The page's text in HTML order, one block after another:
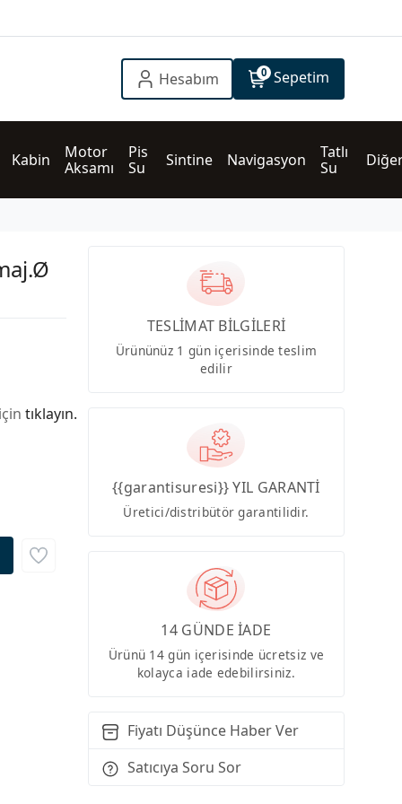
Hesabım 0 Sepetim
Kabin
Motor
Aksamı
Pis
Su
Sintine Navigasyon
Tatlı
Su
tıklayın.
TESLİMAT BİLGİLERİ
Ürününüz 1 gün içerisinde teslim
edilir
{{garantisuresi}} YIL GARANTİ
Üretici/distribütör garantilidir.
14 GÜNDE İADE
Ürünü 14 gün içerisinde ücretsiz ve
kolayca iade edebilirsiniz.
Fiyatı Düşünce Haber Ver
Satıcıya Soru Sor